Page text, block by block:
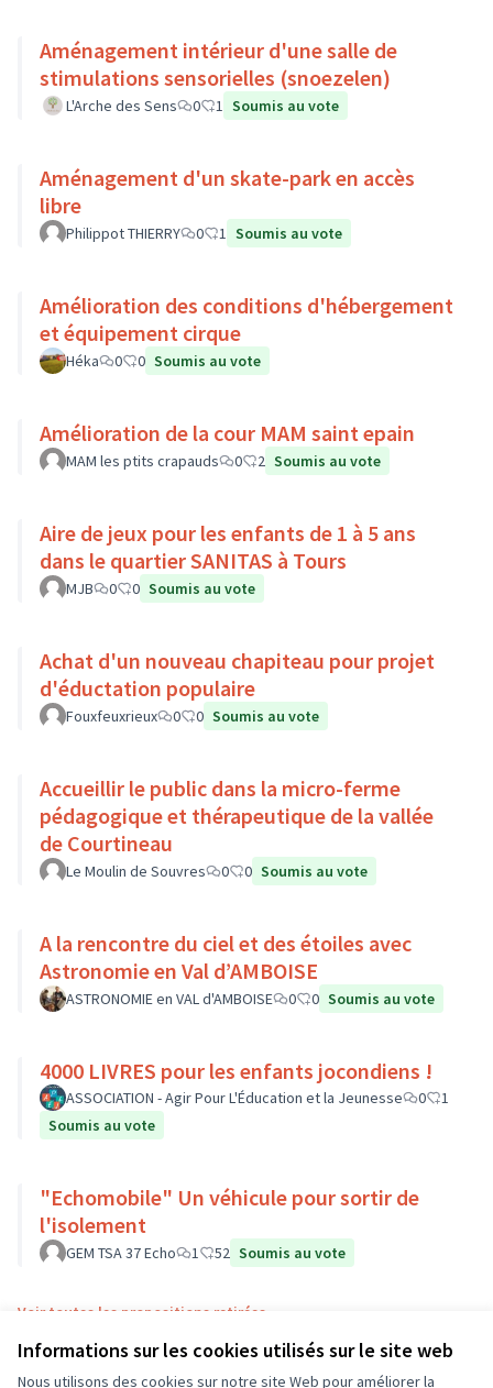
Informations sur les cookies utilisés sur le site web
Nous utilisons des cookies sur notre site Web pour améliorer la
Aménagement intérieur d'une salle de
stimulations sensorielles (snoezelen)
L'Arche des Sens 0 1 Soumis au vote
Aménagement d'un skate-park en accès
libre
Philippot THIERRY 0 1 Soumis au vote
Amélioration des conditions d'hébergement
et équipement cirque
Héka 0 0 Soumis au vote
Amélioration de la cour MAM saint epain
MAM les ptits crapauds 0 2 Soumis au vote
Aire de jeux pour les enfants de 1 à 5 ans
dans le quartier SANITAS à Tours
MJB 0 0 Soumis au vote
Achat d'un nouveau chapiteau pour projet
d'éductation populaire
Fouxfeuxrieux 0 0 Soumis au vote
Accueillir le public dans la micro-ferme
pédagogique et thérapeutique de la vallée
de Courtineau
Le Moulin de Souvres 0 0 Soumis au vote
A la rencontre du ciel et des étoiles avec
Astronomie en Val d’AMBOISE
ASTRONOMIE en VAL d'AMBOISE 0 0 Soumis au vote
4000 LIVRES pour les enfants jocondiens !
ASSOCIATION - Agir Pour L'Éducation et la Jeunesse 0
1
Soumis au vote
"Echomobile" Un véhicule pour sortir de
l'isolement
GEM TSA 37 Echo 1 52 Soumis au vote
Voir toutes les propositions retirées